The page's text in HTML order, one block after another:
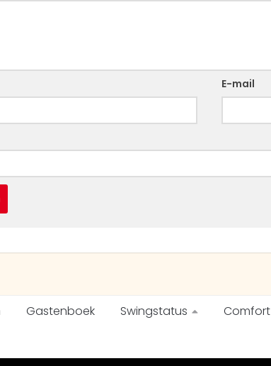
E-mail
Gastenboek Swingstatus Comfort